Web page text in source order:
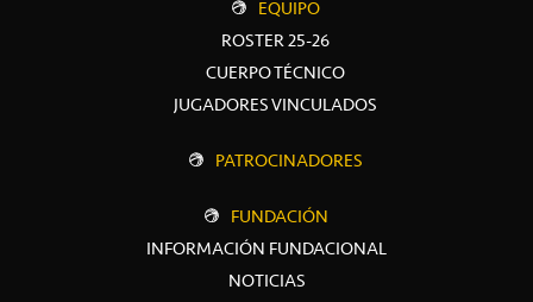
EQUIPO
ROSTER 25-26
CUERPO TÉCNICO
JUGADORES VINCULADOS
PATROCINADORES
FUNDACIÓN
INFORMACIÓN FUNDACIONAL
NOTICIAS